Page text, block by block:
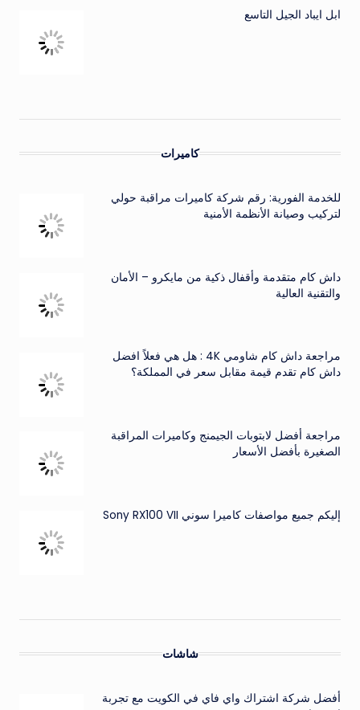
ابل ايباد الجيل التاسع
كاميرات
للخدمة الفورية: رقم شركة كاميرات مراقبة حولي
لتركيب وصيانة الأنظمة الأمنية
داش كام متقدمة وأقفال ذكية من مايكرو – الأمان
والتقنية العالية
مراجعة داش كام شاومي 4K : هل هي فعلاً افضل
داش كام تقدم قيمة مقابل سعر في المملكة؟
مراجعة أفضل لابتوبات الجيمنج وكاميرات المراقبة
الصغيرة بأفضل الأسعار
إليكم جميع مواصفات كاميرا سوني Sony RX100 VII
شاشات
أفضل شركة اشتراك واي فاي في الكويت مع تجربة